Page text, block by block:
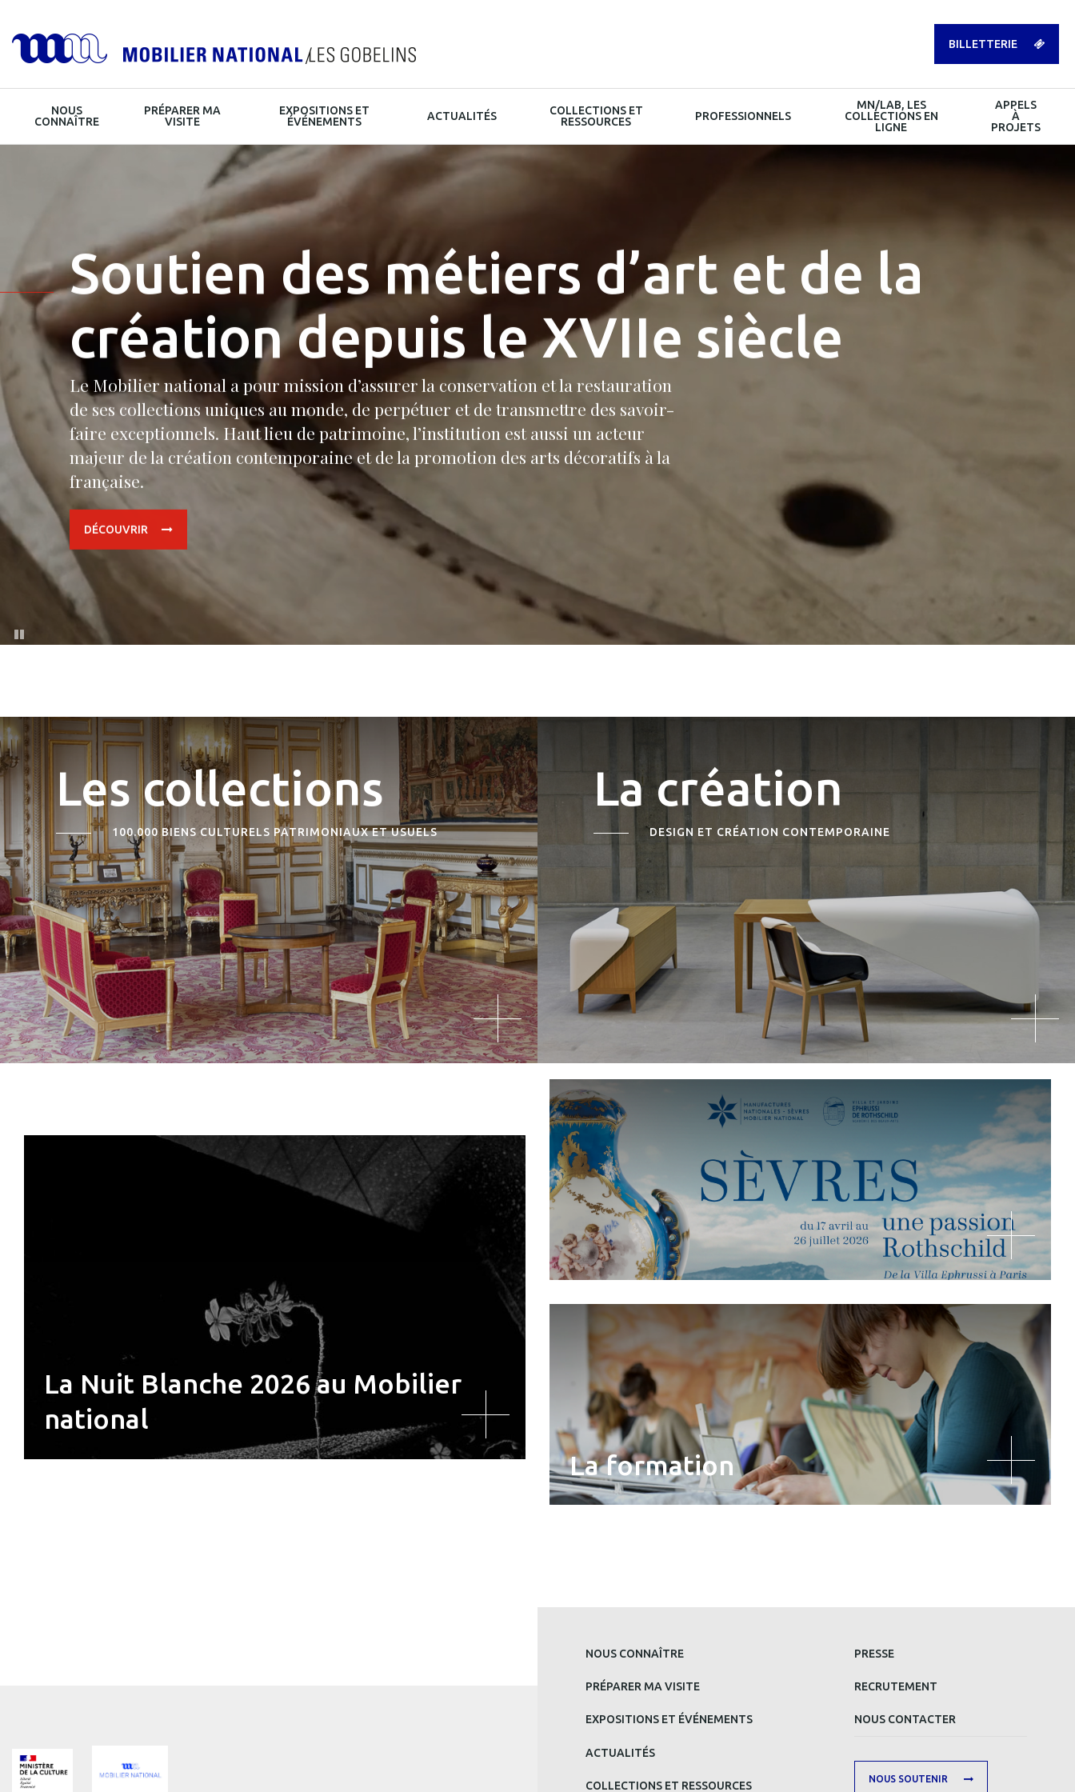
BILLETTERIE
principale
HOME
NOUS
CONNAÎTRE
PRÉPARER MA
VISITE
EXPOSITIONS ET
ÉVÉNEMENTS
ACTUALITÉS
COLLECTIONS ET
RESSOURCES
PROFESSIONNELS
MN/LAB, LES
COLLECTIONS EN
LIGNE
APPELS
À
PROJETS
Soutien des métiers d’art et de la
création depuis le XVIIe siècle
Le Mobilier national a pour mission d’assurer la conservation et la restauration
de ses collections uniques au monde, de perpétuer et de transmettre des savoir-
faire exceptionnels. Haut lieu de patrimoine, l’institution est aussi un acteur
majeur de la création contemporaine et de la promotion des arts décoratifs à la
française.
DÉCOUVRIR
Les collections
100.000 BIENS CULTURELS PATRIMONIAUX ET USUELS
La création
DESIGN ET CRÉATION CONTEMPORAINE
La Nuit Blanche 2026 au Mobilier
national
La formation
MENU
PRINCIPAL
BAS
DE
PAGE
NOUS CONNAÎTRE
PRÉPARER MA VISITE
EXPOSITIONS ET ÉVÉNEMENTS
ACTUALITÉS
COLLECTIONS ET RESSOURCES
MENU
MAIN
FOOTER
SECOND
PRESSE
RECRUTEMENT
NOUS CONTACTER
NOUS SOUTENIR